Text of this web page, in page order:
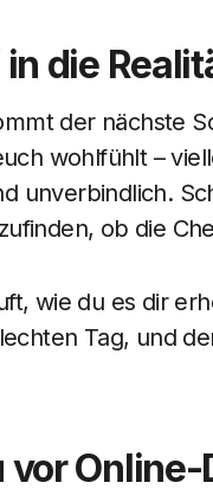
die
der nächste
wohlfühlt –
unverbindlich.
ob die
wie du es dir
Tag, und
vor